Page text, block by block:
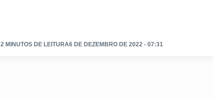
2 MINUTOS DE LEITURA6 DE DEZEMBRO DE 2022 - 07:31